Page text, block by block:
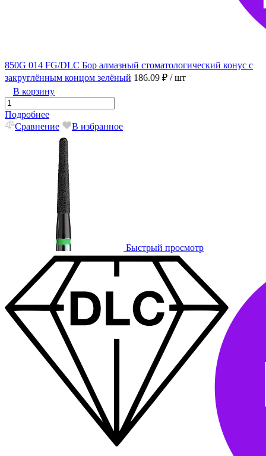
850G 014 FG/DLC Бор алмазный стоматологический конус с
закруглённым концом зелёный 186.09 ₽ / шт
В корзину
Подробнее
Сравнение
В избранное
Быстрый просмотр